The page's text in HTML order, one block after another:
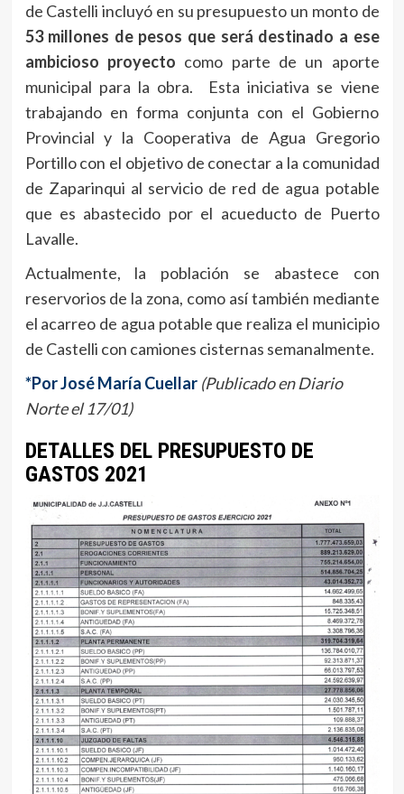
de Castelli incluyó en su presupuesto un monto de
53 millones de pesos que será destinado a ese
ambicioso proyecto como parte de un aporte
municipal para la obra. Esta iniciativa se viene
trabajando en forma conjunta con el Gobierno
Provincial y la Cooperativa de Agua Gregorio
Portillo con el objetivo de conectar a la comunidad
de Zaparinqui al servicio de red de agua potable
que es abastecido por el acueducto de Puerto
Lavalle.
Actualmente, la población se abastece con
reservorios de la zona, como así también mediante
el acarreo de agua potable que realiza el municipio
de Castelli con camiones cisternas semanalmente.
*Por José María Cuellar (Publicado en Diario
Norte el 17/01)
DETALLES DEL PRESUPUESTO DE
GASTOS 2021